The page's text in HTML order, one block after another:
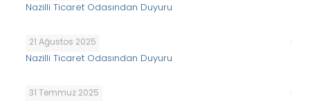
Nazilli Ticaret Odasından Duyuru
21 Ağustos 2025
Nazilli Ticaret Odasından Duyuru
31 Temmuz 2025